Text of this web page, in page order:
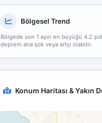
Bölgesel Trend
Bölgede son 1 ayın en büyüğü 4.2
deprem ana şok veya artçı olabilir.
Konum Haritası & Yakın